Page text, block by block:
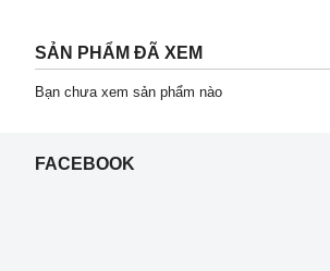
SẢN PHẨM ĐÃ XEM
Bạn chưa xem sản phẩm nào
FACEBOOK